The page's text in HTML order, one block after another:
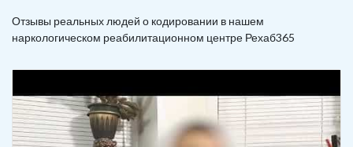
Отзывы реальных людей о кодировании в нашем
наркологическом реабилитационном центре Рехаб365